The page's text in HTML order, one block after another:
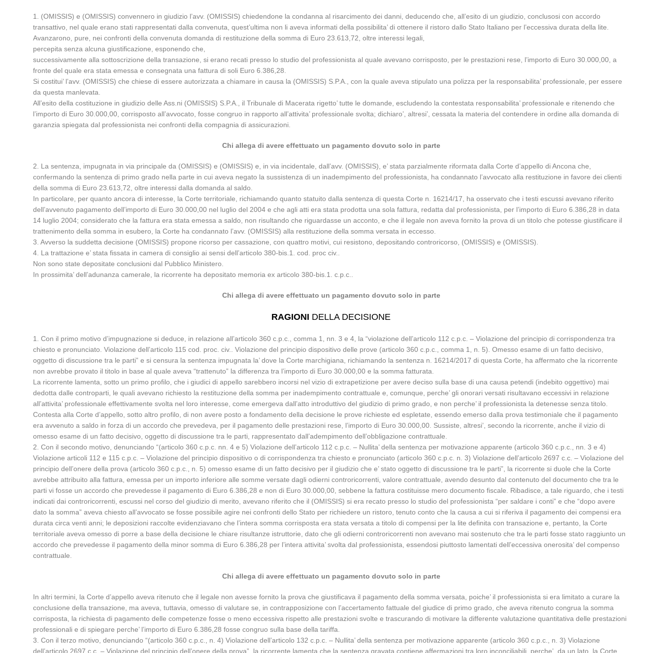
1. (OMISSIS) e (OMISSIS) convennero in giudizio l’avv. (OMISSIS) chiedendone la condanna al risarcimento dei danni, deducendo che, all’esito di un giudizio, conclusosi con accordo
transattivo, nel quale erano stati rappresentati dalla convenuta, quest’ultima non li aveva informati della possibilita’ di ottenere il ristoro dallo Stato Italiano per l’eccessiva durata della lite.
Avanzarono, pure, nei confronti della convenuta domanda di restituzione della somma di Euro 23.613,72, oltre interessi legali,
percepita senza alcuna giustificazione, esponendo che,
successivamente alla sottoscrizione della transazione, si erano recati presso lo studio del professionista al quale avevano corrisposto, per le prestazioni rese, l’importo di Euro 30.000,00, a
fronte del quale era stata emessa e consegnata una fattura di soli Euro 6.386,28.
Si costitui’ l’avv. (OMISSIS) che chiese di essere autorizzata a chiamare in causa la (OMISSIS) S.P.A., con la quale aveva stipulato una polizza per la responsabilita’ professionale, per essere
da questa manlevata.
All’esito della costituzione in giudizio delle Ass.ni (OMISSIS) S.P.A., il Tribunale di Macerata rigetto’ tutte le domande, escludendo la contestata responsabilita’ professionale e ritenendo che
l’importo di Euro 30.000,00, corrisposto all’avvocato, fosse congruo in rapporto all’attivita’ professionale svolta; dichiaro’, altresi’, cessata la materia del contendere in ordine alla domanda di
garanzia spiegata dal professionista nei confronti della compagnia di assicurazioni.
Chi allega di avere effettuato un pagamento dovuto solo in parte
2. La sentenza, impugnata in via principale da (OMISSIS) e (OMISSIS) e, in via incidentale, dall’avv. (OMISSIS), e’ stata parzialmente riformata dalla Corte d’appello di Ancona che,
confermando la sentenza di primo grado nella parte in cui aveva negato la sussistenza di un inadempimento del professionista, ha condannato l’avvocato alla restituzione in favore dei clienti
della somma di Euro 23.613,72, oltre interessi dalla domanda al saldo.
In particolare, per quanto ancora di interesse, la Corte territoriale, richiamando quanto statuito dalla sentenza di questa Corte n. 16214/17, ha osservato che i testi escussi avevano riferito
dell’avvenuto pagamento dell’importo di Euro 30.000,00 nel luglio del 2004 e che agli atti era stata prodotta una sola fattura, redatta dal professionista, per l’importo di Euro 6.386,28 in data
14 luglio 2004; considerato che la fattura era stata emessa a saldo, non risultando che riguardasse un acconto, e che il legale non aveva fornito la prova di un titolo che potesse giustificare il
trattenimento della somma in esubero, la Corte ha condannato l’avv. (OMISSIS) alla restituzione della somma versata in eccesso.
3. Avverso la suddetta decisione (OMISSIS) propone ricorso per cassazione, con quattro motivi, cui resistono, depositando controricorso, (OMISSIS) e (OMISSIS).
4. La trattazione e’ stata fissata in camera di consiglio ai sensi dell’articolo 380-bis.1. cod. proc civ..
Non sono state depositate conclusioni dal Pubblico Ministero.
In prossimita’ dell’adunanza camerale, la ricorrente ha depositato memoria ex articolo 380-bis.1. c.p.c..
Chi allega di avere effettuato un pagamento dovuto solo in parte
RAGIONI DELLA DECISIONE
1. Con il primo motivo d’impugnazione si deduce, in relazione all’articolo 360 c.p.c., comma 1, nn. 3 e 4, la “violazione dell’articolo 112 c.p.c. – Violazione del principio di corrispondenza tra
chiesto e pronunciato. Violazione dell’articolo 115 cod. proc. civ.. Violazione del principio dispositivo delle prove (articolo 360 c.p.c., comma 1, n. 5). Omesso esame di un fatto decisivo,
oggetto di discussione tra le parti” e si censura la sentenza impugnata la’ dove la Corte marchigiana, richiamando la sentenza n. 16214/2017 di questa Corte, ha affermato che la ricorrente
non avrebbe provato il titolo in base al quale aveva “trattenuto” la differenza tra l’importo di Euro 30.000,00 e la somma fatturata.
La ricorrente lamenta, sotto un primo profilo, che i giudici di appello sarebbero incorsi nel vizio di extrapetizione per avere deciso sulla base di una causa petendi (indebito oggettivo) mai
dedotta dalle controparti, le quali avevano richiesto la restituzione della somma per inadempimento contrattuale e, comunque, perche’ gli onorari versati risultavano eccessivi in relazione
all’attivita’ professionale effettivamente svolta nel loro interesse, come emergeva dall’atto introduttivo del giudizio di primo grado, e non perche’ il professionista la detenesse senza titolo.
Contesta alla Corte d’appello, sotto altro profilo, di non avere posto a fondamento della decisione le prove richieste ed espletate, essendo emerso dalla prova testimoniale che il pagamento
era avvenuto a saldo in forza di un accordo che prevedeva, per il pagamento delle prestazioni rese, l’importo di Euro 30.000,00. Sussiste, altresi’, secondo la ricorrente, anche il vizio di
omesso esame di un fatto decisivo, oggetto di discussione tra le parti, rappresentato dall’adempimento dell’obbligazione contrattuale.
2. Con il secondo motivo, denunciando “(articolo 360 c.p.c. nn. 4 e 5) Violazione dell’articolo 112 c.p.c. – Nullita’ della sentenza per motivazione apparente (articolo 360 c.p.c., nn. 3 e 4)
Violazione articoli 112 e 115 c.p.c. – Violazione del principio dispositivo o di corrispondenza tra chiesto e pronunciato (articolo 360 c.p.c. n. 3) Violazione dell’articolo 2697 c.c. – Violazione del
principio dell’onere della prova (articolo 360 c.p.c., n. 5) omesso esame di un fatto decisivo per il giudizio che e’ stato oggetto di discussione tra le parti”, la ricorrente si duole che la Corte
avrebbe attribuito alla fattura, emessa per un importo inferiore alle somme versate dagli odierni controricorrenti, valore contrattuale, avendo desunto dal contenuto del documento che tra le
parti vi fosse un accordo che prevedesse il pagamento di Euro 6.386,28 e non di Euro 30.000,00, sebbene la fattura costituisse mero documento fiscale. Ribadisce, a tale riguardo, che i testi
indicati dai controricorrenti, escussi nel corso del giudizio di merito, avevano riferito che il (OMISSIS) si era recato presso lo studio del professionista “per saldare i conti” e che “dopo avere
dato la somma” aveva chiesto all’avvocato se fosse possibile agire nei confronti dello Stato per richiedere un ristoro, tenuto conto che la causa a cui si riferiva il pagamento dei compensi era
durata circa venti anni; le deposizioni raccolte evidenziavano che l’intera somma corrisposta era stata versata a titolo di compensi per la lite definita con transazione e, pertanto, la Corte
territoriale aveva omesso di porre a base della decisione le chiare risultanze istruttorie, dato che gli odierni controricorrenti non avevano mai sostenuto che tra le parti fosse stato raggiunto un
accordo che prevedesse il pagamento della minor somma di Euro 6.386,28 per l’intera attivita’ svolta dal professionista, essendosi piuttosto lamentati dell’eccessiva onerosita’ del compenso
contrattuale.
Chi allega di avere effettuato un pagamento dovuto solo in parte
In altri termini, la Corte d’appello aveva ritenuto che il legale non avesse fornito la prova che giustificava il pagamento della somma versata, poiche’ il professionista si era limitato a curare la
conclusione della transazione, ma aveva, tuttavia, omesso di valutare se, in contrapposizione con l’accertamento fattuale del giudice di primo grado, che aveva ritenuto congrua la somma
corrisposta, la richiesta di pagamento delle competenze fosse o meno eccessiva rispetto alle prestazioni svolte e trascurando di motivare la differente valutazione quantitativa delle prestazioni
professionali e di spiegare perche’ l’importo di Euro 6.386,28 fosse congruo sulla base della tariffa.
3. Con il terzo motivo, denunciando “(articolo 360 c.p.c., n. 4) Violazione dell’articolo 132 c.p.c. – Nullita’ della sentenza per motivazione apparente (articolo 360 c.p.c., n. 3) Violazione
dell’articolo 2697 c.c. – Violazione del principio dell’onere della prova”, la ricorrente lamenta che la sentenza gravata contiene affermazioni tra loro inconciliabili, perche’, da un lato, la Corte